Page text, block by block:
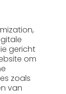
,
gericht
om
zoals
van